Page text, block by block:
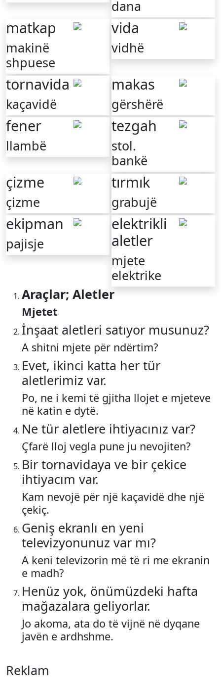
dana
matkap
makinë
shpuese
vida
vidhë
tornavida
kaçavidë
makas
gërshërë
fener
llambë
tezgah
stol.
bankë
çizme
çizme
tırmık
grabujë
ekipman
pajisje
elektrikli
aletler
mjete
elektrike
Araçlar; Aletler
Mjetet
İnşaat aletleri satıyor musunuz?
A shitni mjete për ndërtim?
Evet, ikinci katta her tür
aletlerimiz var.
Po, ne i kemi të gjitha llojet e mjeteve
në katin e dytë.
Ne tür aletlere ihtiyacınız var?
Çfarë lloj vegla pune ju nevojiten?
Bir tornavidaya ve bir çekice
ihtiyacım var.
Kam nevojë për një kaçavidë dhe një
çekiç.
Geniş ekranlı en yeni
televizyonunuz var mı?
A keni televizorin më të ri me ekranin
e madh?
Henüz yok, önümüzdeki hafta
mağazalara geliyorlar.
Jo akoma, ata do të vijnë në dyqane
javën e ardhshme.
Reklam